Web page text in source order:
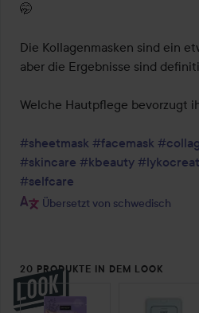
🤭
Die Kollagenmasken sind ein
aber die Ergebnisse sind
Welche Hautpflege bevorzugt
#sheetmask #facemask
#skincare #kbeauty
#selfcare
Übersetzt von schwedisch
20 PRODUKTE IN DEM LOOK
SEKTION ÜBERSPRINGEN